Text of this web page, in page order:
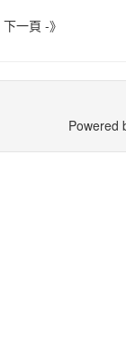
下一頁 -》
Powered